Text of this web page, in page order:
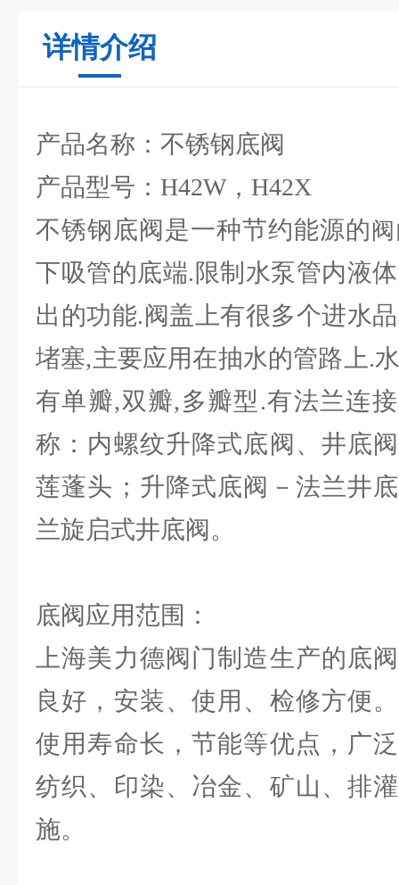
详情介绍
产品名称：不锈钢底阀
产品型号：H42W，H42X
不锈钢底阀是一种节约能源的
下吸管的底端.限制水泵管内液
出的功能.阀盖上有很多个进水
堵塞,主要应用在抽水的管路上.
有单瓣,双瓣,多瓣型.有法兰连
称：内螺纹升降式底阀、井底
莲蓬头；升降式底阀－法兰井
兰旋启式井底阀。
底阀应用范围：
上海美力德阀门制造生产的底
良好，安装、使用、检修方便
使用寿命长，节能等优点，广
纺织、印染、冶金、矿山、排
施。